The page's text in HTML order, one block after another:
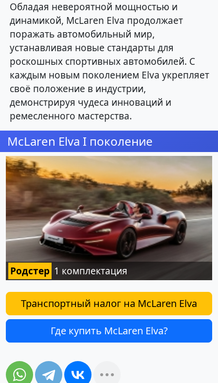
Обладая невероятной мощностью и
динамикой, McLaren Elva продолжает
поражать автомобильный мир,
устанавливая новые стандарты для
роскошных спортивных автомобилей. С
каждым новым поколением Elva укрепляет
своё положение в индустрии,
демонстрируя чудеса инноваций и
ремесленного мастерства.
McLaren Elva I поколение
Родстер 1 комплектация
Транспортный налог на McLaren Elva
Где купить McLaren Elva?